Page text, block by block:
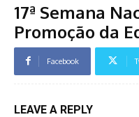
17ª Semana
Promoção da
Facebook
LEAVE A REPLY